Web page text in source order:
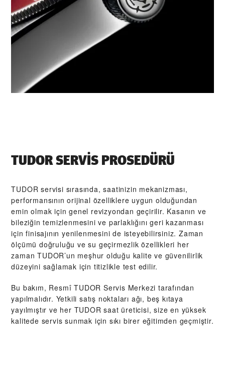
TUDOR SERVIS PROSEDÜRÜ
TUDOR servisi sırasında, saatinizin mekanizması,
performansının orijinal özelliklere uygun olduğundan
emin olmak için genel revizyondan geçirilir. Kasanın ve
bileziğin temizlenmesini ve parlaklığını geri kazanması
için finisajının yenilenmesini de isteyebilirsiniz. Zaman
ölçümü doğruluğu ve su geçirmezlik özellikleri her
zaman TUDOR’un meşhur olduğu kalite ve güvenilirlik
düzeyini sağlamak için titizlikle test edilir.
Bu bakım, Resmî TUDOR Servis Merkezi tarafından
yapılmalıdır. Yetkili satış noktaları ağı, beş kıtaya
yayılmıştır ve her TUDOR saat üreticisi, size en yüksek
kalitede servis sunmak için sıkı birer eğitimden geçmiştir.